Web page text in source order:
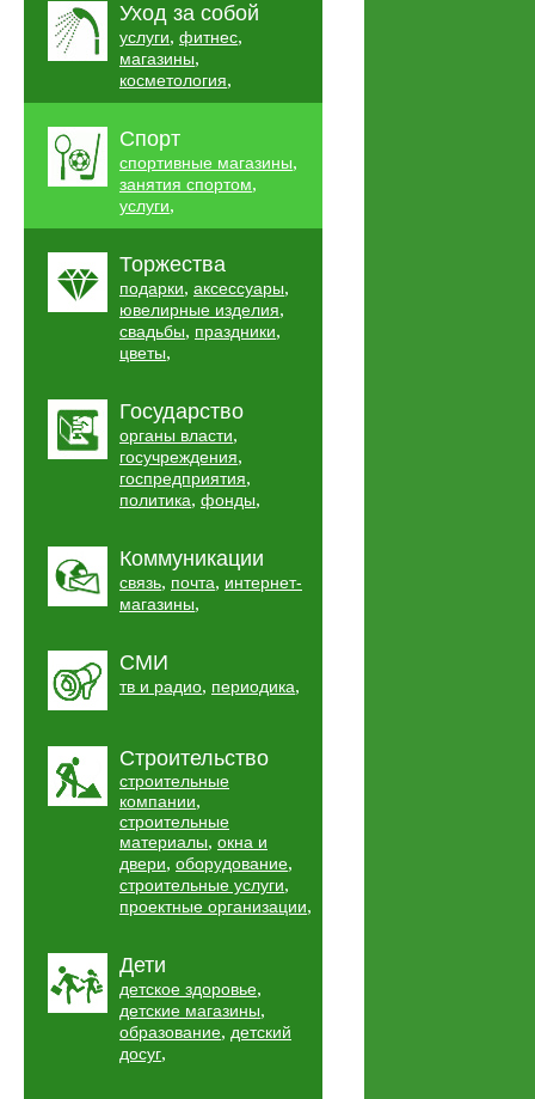
Уход за собой
услуги, фитнес,
магазины,
косметология,
Спорт
спортивные магазины,
занятия спортом,
услуги,
Торжества
подарки, аксессуары,
ювелирные изделия,
свадьбы, праздники,
цветы,
Государство
органы власти,
госучреждения,
госпредприятия,
политика, фонды,
Коммуникации
связь, почта, интернет-
магазины,
СМИ
тв и радио, периодика,
Строительство
строительные
компании,
строительные
материалы, окна и
двери, оборудование,
строительные услуги,
проектные организации,
Дети
детское здоровье,
детские магазины,
образование, детский
досуг,